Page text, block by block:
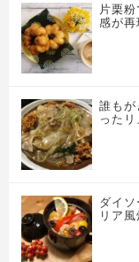
片栗
感が
誰もが
った
ダイ
リア